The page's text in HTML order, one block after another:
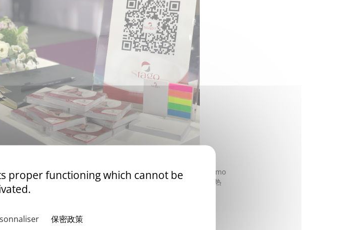
品线也是吸引观众的另一大亮点。本次我们展出了Emoliz品牌下的Emo
相关配套试剂、质控品、定标品，吸引了大量宾客座谈洽谈，现场热
团队也得到了参会者的广泛认可和好评。
proper functioning which cannot be
保密政策